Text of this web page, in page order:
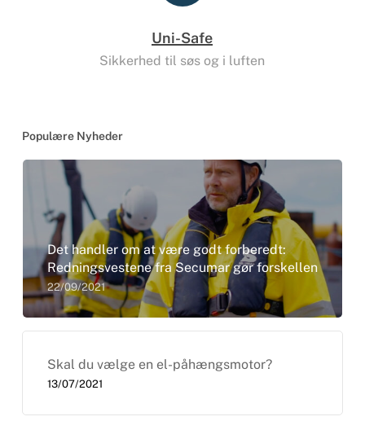
Uni-Safe
Sikkerhed til søs og i luften
Populære Nyheder
Det handler om at være godt forberedt:
Redningsvestene fra Secumar gør forskellen
22/09/2021
Skal du vælge en el-påhængsmotor?
13/07/2021